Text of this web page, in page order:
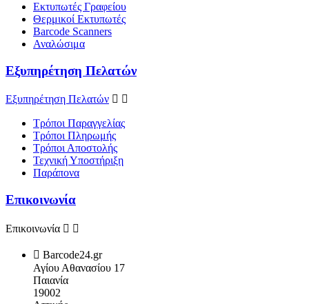
Εκτυπωτές Γραφείου
Θερμικοί Εκτυπωτές
Barcode Scanners
Αναλώσιμα
Εξυπηρέτηση Πελατών
Εξυπηρέτηση Πελατών  
Τρόποι Παραγγελίας
Τρόποι Πληρωμής
Τρόποι Αποστολής
Τεχνική Υποστήριξη
Παράπονα
Επικοινωνία
Επικοινωνία  
 Barcode24.gr
Αγίου Αθανασίου 17
Παιανία
19002